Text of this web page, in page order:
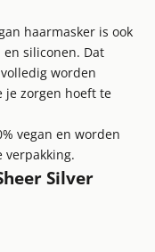
haarmasker is ook
siliconen. Dat
worden
je zorgen hoeft te
vegan en worden
verpakking.
Silver